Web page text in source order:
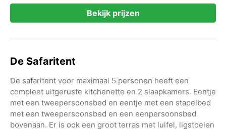
Bekijk prijzen
De Safaritent
De safaritent voor maximaal 5 personen heeft een
compleet uitgeruste kitchenette en 2 slaapkamers. Eentje
met een tweepersoonsbed en eentje met een stapelbed
met een tweepersoonsbed en een eenpersoonsbed
bovenaan. Er is ook een groot terras met luifel, ligstoelen